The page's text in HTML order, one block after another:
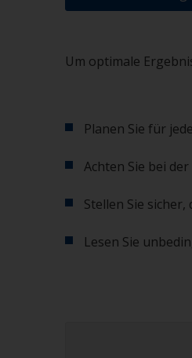
Um optimale
Planen Sie für
Achten Sie bei
Stellen Sie
Lesen Sie